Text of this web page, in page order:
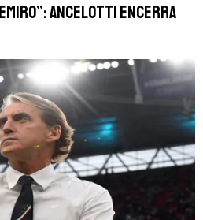
Ancelotti encerra